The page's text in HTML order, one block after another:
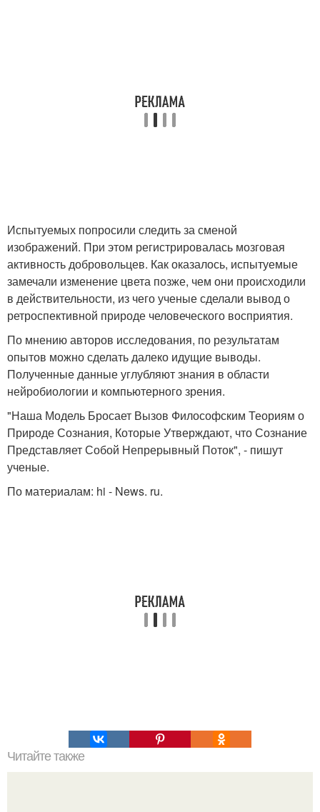
Испытуемых попросили следить за сменой
изображений. При этом регистрировалась мозговая
активность добровольцев. Как оказалось, испытуемые
замечали изменение цвета позже, чем они происходили
в действительности, из чего ученые сделали вывод о
ретроспективной природе человеческого восприятия.
По мнению авторов исследования, по результатам
опытов можно сделать далеко идущие выводы.
Полученные данные углубляют знания в области
нейробиологии и компьютерного зрения.
"Наша Модель Бросает Вызов Философским Теориям о
Природе Сознания, Которые Утверждают, что Сознание
Представляет Собой Непрерывный Поток", - пишут
ученые.
По материалам: hi - News. ru.
Читайте также